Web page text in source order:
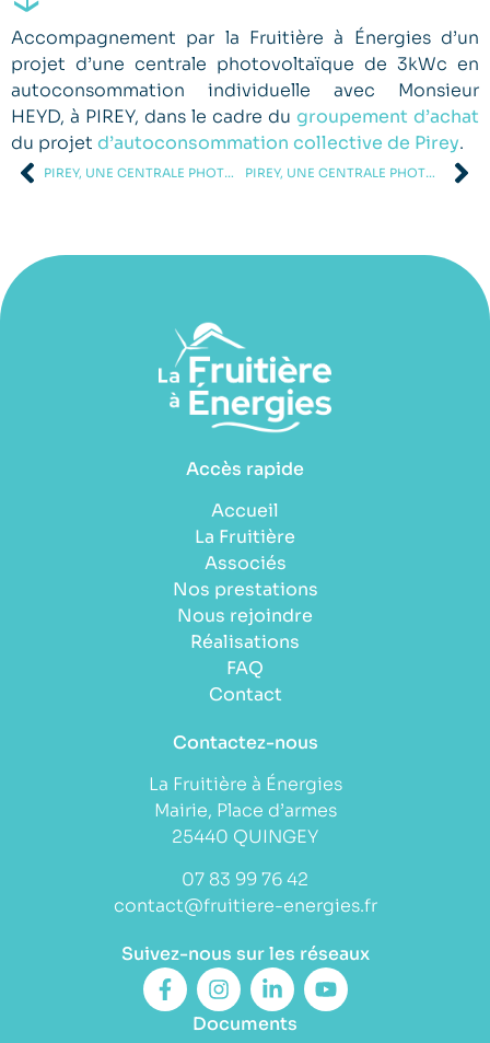
Accompagnement par la Fruitière à Énergies d’un
projet d’une centrale photovoltaïque de 3kWc en
autoconsommation individuelle avec Monsieur
HEYD, à PIREY, dans le cadre du groupement d’achat
du projet d’autoconsommation collective de Pirey.
PIREY, UNE CENTRALE PHOTOVOLTAÏQUE DE 9 KWC PIREY, UNE CENTRALE PHOTOVOLTAÏQUE DE 9 KWC
Accès rapide
Accueil
La Fruitière
Associés
Nos prestations
Nous rejoindre
Réalisations
FAQ
Contact
Contactez-nous
La Fruitière à Énergies
Mairie, Place d’armes
25440 QUINGEY
07 83 99 76 42
contact@fruitiere-energies.fr
Suivez-nous sur les réseaux
Documents